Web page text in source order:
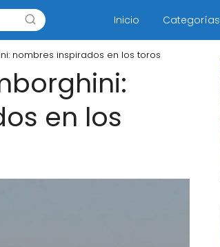
Inicio Categorías
nombres inspirados en los toros
en los